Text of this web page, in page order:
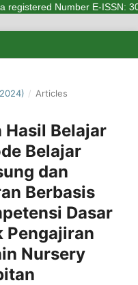
Number E-ISSN:
/ Articles
Hasil Belajar
Belajar
dan
Berbasis
Dasar
Pengajiran
Nursery